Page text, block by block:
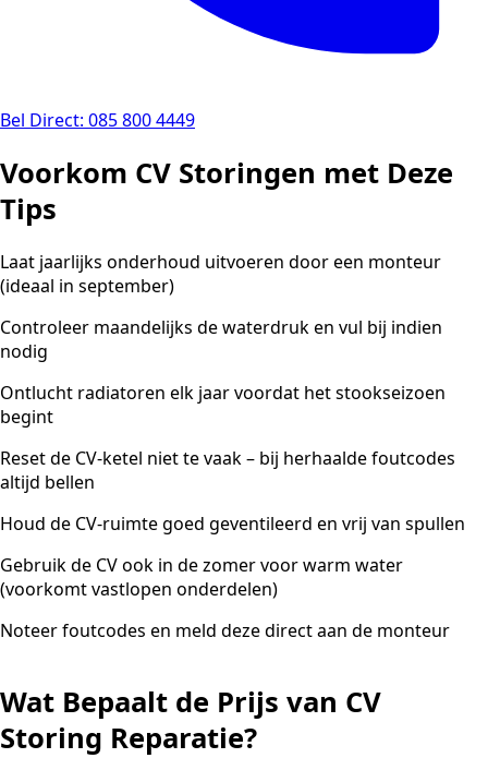
Bel Direct: 085 800 4449
Voorkom CV Storingen met Deze
Tips
Laat jaarlijks onderhoud uitvoeren door een monteur
(ideaal in september)
Controleer maandelijks de waterdruk en vul bij indien
nodig
Ontlucht radiatoren elk jaar voordat het stookseizoen
begint
Reset de CV-ketel niet te vaak – bij herhaalde foutcodes
altijd bellen
Houd de CV-ruimte goed geventileerd en vrij van spullen
Gebruik de CV ook in de zomer voor warm water
(voorkomt vastlopen onderdelen)
Noteer foutcodes en meld deze direct aan de monteur
Wat Bepaalt de Prijs van CV
Storing Reparatie?